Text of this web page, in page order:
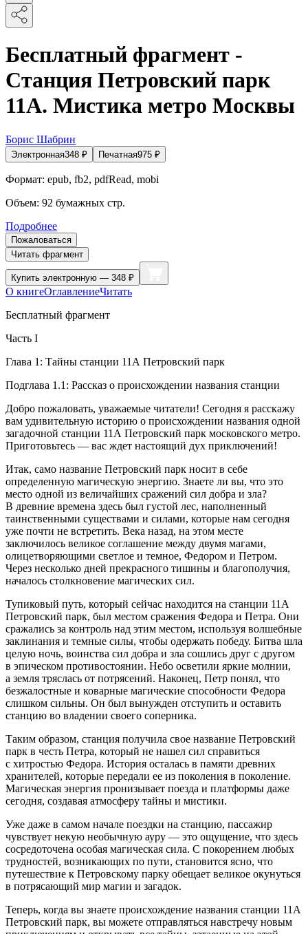
Бесплатный фрагмент -
Станция Петровский парк
11А. Мистика метро Москвы
Борис Шабрин
Электронная348 ₽ Печатная975 ₽
Формат: epub, fb2, pdfRead, mobi
Объем: 92 бумажных стр.
Подробнее
Пожаловаться
Читать фрагмент
Купить электронную — 348 ₽
О книгеОглавлениеЧитать
Бесплатный фрагмент
Часть I
Глава 1: Тайны станции 11А Петровский парк
Подглава 1.1: Рассказ о происхождении названия станции
Добро пожаловать, уважаемые читатели! Сегодня я расскажу
вам удивительную историю о происхождении названия одной
загадочной станции 11А Петровский парк московского метро.
Приготовьтесь — вас ждет настоящий дух приключений!
Итак, само название Петровский парк носит в себе
определенную магическую энергию. Знаете ли вы, что это
место одной из величайших сражений сил добра и зла?
В древние времена здесь был густой лес, наполненный
таинственными существами и силами, которые нам сегодня
уже почти не встретить. Века назад, на этом месте
заключилось великое соглашение между двумя магами,
олицетворяющими светлое и темное, Федором и Петром.
Через несколько дней прекрасного тишины и благополучия,
началось столкновение магических сил.
Тупиковый путь, который сейчас находится на станции 11А
Петровский парк, был местом сражения Федора и Петра. Они
сражались за контроль над этим местом, используя волшебные
заклинания и темные силы, чтобы одержать победу. Битва шла
целую ночь, воинства сил добра и зла сошлись друг с другом
в эпическом противостоянии. Небо осветили яркие молнии,
а земля тряслась от потрясений. Наконец, Петр понял, что
безжалостные и коварные магические способности Федора
слишком сильны. Он был вынужден отступить и оставить
станцию во владении своего соперника.
Таким образом, станция получила свое название Петровский
парк в честь Петра, который не нашел сил справиться
с хитростью Федора. История осталась в памяти древних
хранителей, которые передали ее из поколения в поколение.
Магическая энергия пронизывает поезда и платформы даже
сегодня, создавая атмосферу тайны и мистики.
Уже даже в самом начале поездки на станцию, пассажир
чувствует некую необычную ауру — это ощущение, что здесь
сосредоточена особая магическая сила. С покорением любых
трудностей, возникающих по пути, становится ясно, что
путешествие к Петровскому парку обещает великое окунуться
в потрясающий мир магии и загадок.
Теперь, когда вы знаете происхождение названия станции 11А
Петровский парк, вы можете отправляться навстречу новым